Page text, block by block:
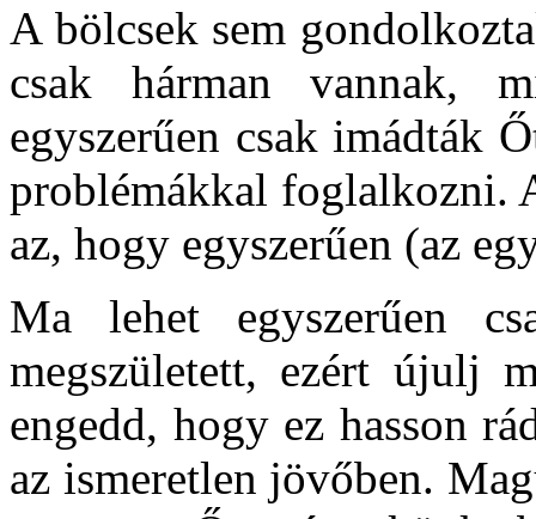
A bölcsek sem
csak hárman vannak,
egyszerűen csak imádták
problémákkal foglalkozni.
az, hogy egyszerűen (az
Ma lehet egyszerűen
megszületett, ezért újulj
engedd, hogy ez hasson
az ismeretlen jövőben.